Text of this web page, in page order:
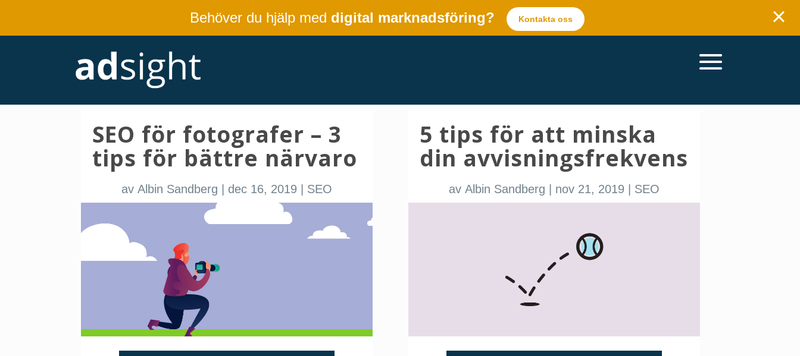
Behöver du hjälp med digital marknadsföring? Kontakta oss
SEO för fotografer – 3
tips för bättre närvaro
av Albin Sandberg dec 16, 2019 SEO
5 tips för att minska
din avvisningsfrekvens
av Albin Sandberg nov 21, 2019 SEO